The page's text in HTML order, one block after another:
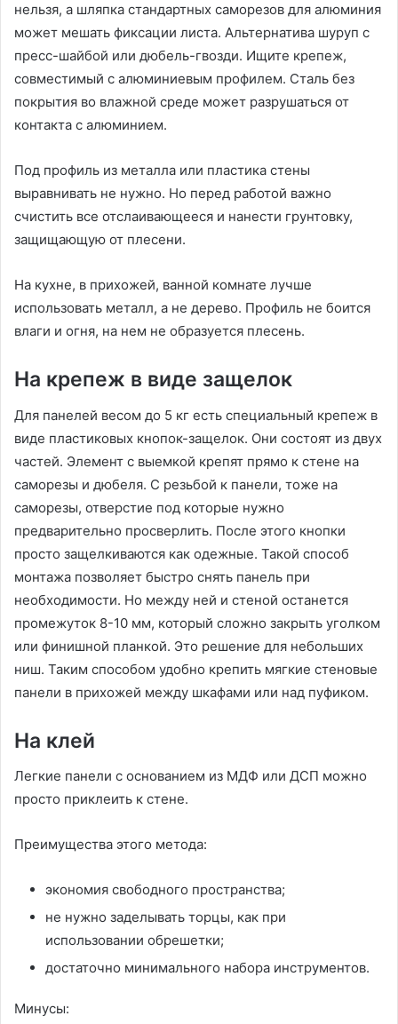
нельзя, а шляпка стандартных саморезов для алюминия
может мешать фиксации листа. Альтернатива шуруп с
пресс-шайбой или дюбель-гвозди. Ищите крепеж,
совместимый с алюминиевым профилем. Сталь без
покрытия во влажной среде может разрушаться от
контакта с алюминием.
Под профиль из металла или пластика стены
выравнивать не нужно. Но перед работой важно
счистить все отслаивающееся и нанести грунтовку,
защищающую от плесени.
На кухне, в прихожей, ванной комнате лучше
использовать металл, а не дерево. Профиль не боится
влаги и огня, на нем не образуется плесень.
На крепеж в виде защелок
Для панелей весом до 5 кг есть специальный крепеж в
виде пластиковых кнопок-защелок. Они состоят из двух
частей. Элемент с выемкой крепят прямо к стене на
саморезы и дюбеля. С резьбой к панели, тоже на
саморезы, отверстие под которые нужно
предварительно просверлить. После этого кнопки
просто защелкиваются как одежные. Такой способ
монтажа позволяет быстро снять панель при
необходимости. Но между ней и стеной останется
промежуток 8-10 мм, который сложно закрыть уголком
или финишной планкой. Это решение для небольших
ниш. Таким способом удобно крепить мягкие стеновые
панели в прихожей между шкафами или над пуфиком.
На клей
Легкие панели с основанием из МДФ или ДСП можно
просто приклеить к стене.
Преимущества этого метода:
экономия свободного пространства;
не нужно заделывать торцы, как при
использовании обрешетки;
достаточно минимального набора инструментов.
Минусы: